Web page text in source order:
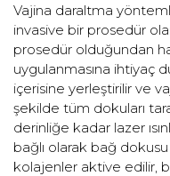
Vajina daraltma
invasive bir prosedür
prosedür olduğundan
uygulanmasına ihtiyaç
içerisine yerleştirilir ve
şekilde tüm dokuları
derinliğe kadar lazer
bağlı olarak bağ
kolajenler aktive edilir,